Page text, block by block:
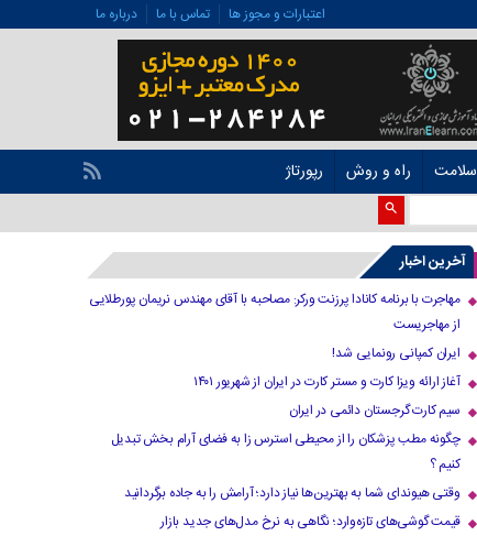
اعتبارات و مجوز ها تماس با ما درباره ما
سلامت راه و روش رپورتاژ
آخرین اخبار
مهاجرت با برنامه کانادا پرزنت ورکر: مصاحبه با آقای مهندس نریمان پورطلایی
از مهاجریست
ایران کمپانی رونمایی شد!
آغاز ارائه ویزا کارت و مستر کارت در ایران از شهریور ۱۴۰۱
سیم کارت گرجستان دائمی در ایران
چگونه مطب پزشکان را از محیطی استرس زا به فضای آرام بخش تبدیل
کنیم ؟
وقتی هیوندای شما به بهترین‌ها نیاز دارد؛ آرامش را به جاده برگردانید
قیمت گوشی‌های تازه‌وارد؛ نگاهی به نرخ مدل‌های جدید بازار